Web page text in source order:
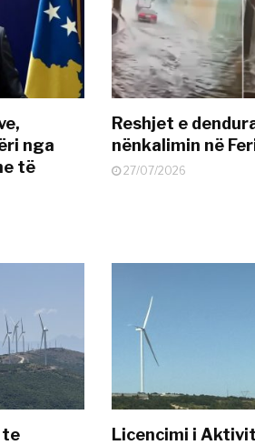
nga
të
Reshjet e
nënkalimin në
27/07/2026
te
Licencimi i